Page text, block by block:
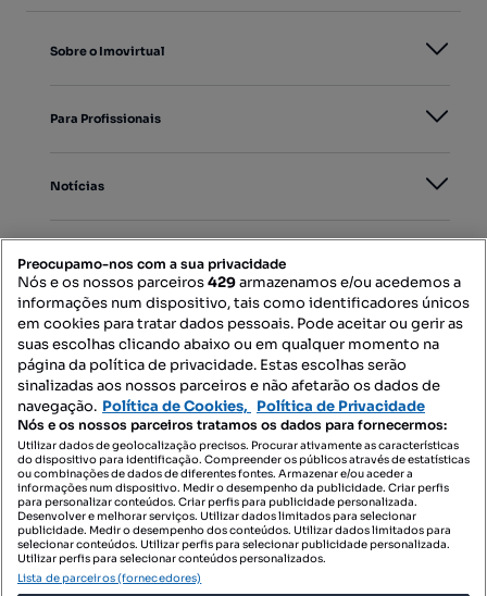
Sobre o Imovirtual
Para Profissionais
Notícias
Mapa do Site
Contacte-nos
SIGA-NOS:
DESCARREGAR NA:
Preocupamo-nos com a sua privacidade
Nós e os nossos parceiros429armazenamos e/ou acedemos a
informações num dispositivo, tais como identificadores únicos
em cookies para tratar dados pessoais. Pode aceitar ou gerir as
suas escolhas clicando abaixo ou em qualquer momento na
página da política de privacidade. Estas escolhas serão
sinalizadas aos nossos parceiros e não afetarão os dados de
navegação. Política de Cookies, Política de Privacidade
Nós e os nossos parceiros tratamos os dados para fornecermos:
Utilizar dados de geolocalização precisos. Procurar ativamente as características
do dispositivo para identificação. Compreender os públicos através de estatísticas
ou combinações de dados de diferentes fontes. Armazenar e/ou aceder a
informações num dispositivo. Medir o desempenho da publicidade. Criar perfis
para personalizar conteúdos. Criar perfis para publicidade personalizada.
Desenvolver e melhorar serviços. Utilizar dados limitados para selecionar
publicidade. Medir o desempenho dos conteúdos. Utilizar dados limitados para
selecionar conteúdos. Utilizar perfis para selecionar publicidade personalizada.
Utilizar perfis para selecionar conteúdos personalizados.
Lista de parceiros (fornecedores)